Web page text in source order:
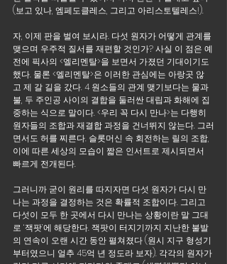
(보고 있나, 엠페도클레스, 그리고 아리스토텔레스!).
자, 이제 판을 벌여 보시라. 다섯 원자가 어떻게 관계를
맺으며 우주적 질서를 재편할 것인가? 사실 이 점은 예
전에 픽사의 <엘리멘탈>을 보면서 가졌던 기대이기도
했다. 물론 <엘리멘탈>은 이러한 관심에는 아랑곳 않
고 제 갈 길을 갔다. 4 원소들의 관계 맺기보다는 물과
불, 두 주인공 사이의 결합을 둘러싼 대립과 화해에 집
중하는 식으로 말이다. <우리 꼭 다시 만나>는 다행히
원자들의 조합과 재결합 과정을 건너뛰지 않는다. 그러
면서도 허를 찌른다. 슬롯머신 속 회전하는 릴의 조합,
이에 따른 세상의 모습이 짧은 인서트로 제시되면서
빠르게 전개된다.
그러니까 굳이 원리를 따지자면 다섯 원자가 다시 만
나는 과정을 결정하는 것은 확률적 조합이다. 그리고
다섯이 모두 한 곳에서 다시 만나는 상황이란 말 그대
로 ‘잭팟’에 해당한다. 잭팟이 터지기까지 지난한 불발
의 연속이 오랜 시간 동안 펼쳐졌다 (원시 지구 형성기
부터였으니 얼추 45억 년 정도라 보자). 각각의 원자가